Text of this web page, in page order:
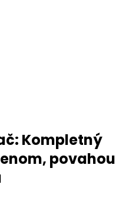
Kompletný
povahou